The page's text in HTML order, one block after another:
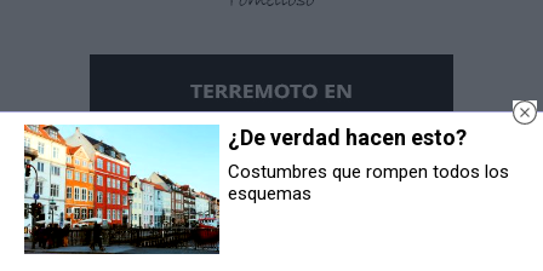
¿De verdad hacen esto?
Costumbres que rompen todos los
esquemas